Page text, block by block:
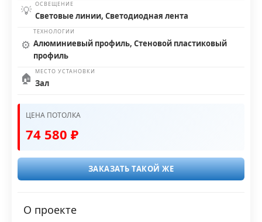
💡 ОСВЕЩЕНИЕ
Световые линии, Светодиодная лента
⚙️
ТЕХНОЛОГИИ
Алюминиевый профиль, Стеновой пластиковый
профиль
🏠 МЕСТО УСТАНОВКИ
Зал
ЦЕНА ПОТОЛКА
74 580 ₽
ЗАКАЗАТЬ ТАКОЙ ЖЕ
О проекте